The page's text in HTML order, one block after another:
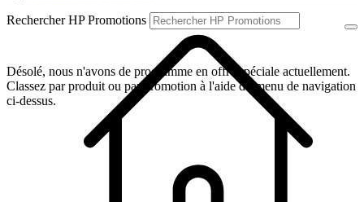
Rechercher HP Promotions
Désolé, nous n'avons de programme en offre spéciale actuellement.
Classez par produit ou par promotion à l'aide du menu de navigation
ci-dessus.